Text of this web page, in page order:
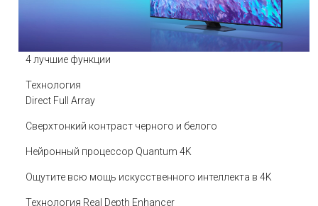
4 лучшие функции
Технология
Direct Full Array
Сверхтонкий контраст черного и белого
Нейронный процессор Quantum 4K
Ощутите всю мощь искусственного интеллекта в 4K
Технология Real Depth Enhancer